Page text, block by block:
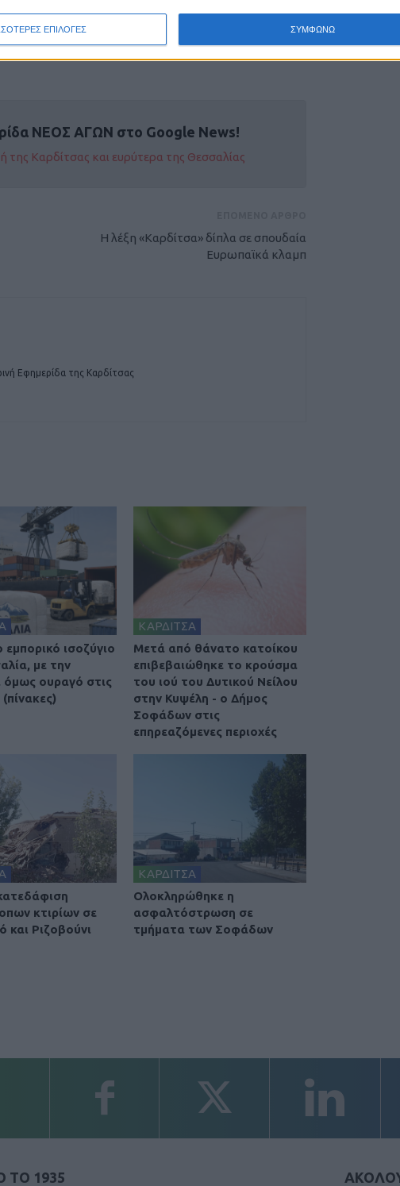
ΕΠΙΛΟΓΕΣ ΣΥΜΦΩΝΩ
εταιρία της ΔΕΗ Α.Ε. που
Ηλεκτρικής Ενέργειας
ΝΕΟΣ ΑΓΩΝ στο Google News!
της Καρδίτσας και ευρύτερα της Θεσσαλίας
Η λέξη «Καρδίτσα» δίπλα σε σπουδαία
Ευρωπαϊκά κλαμπ
Εφημερίδα της Καρδίτσας
εμπορικό ισοζύγιο
με την
όμως ουραγό στις
ΚΑΡΔΙΤΣΑ
Μετά από θάνατο κατοίκου
επιβεβαιώθηκε το κρούσμα
του ιού του Δυτικού Νείλου
στην Κυψέλη - ο Δήμος
Σοφάδων στις
επηρεαζόμενες περιοχές
κτιρίων σε
και Ριζοβούνι
ΚΑΡΔΙΤΣΑ
Ολοκληρώθηκε η
ασφαλτόστρωση σε
τμήματα των Σοφάδων
ΤΟ 1935